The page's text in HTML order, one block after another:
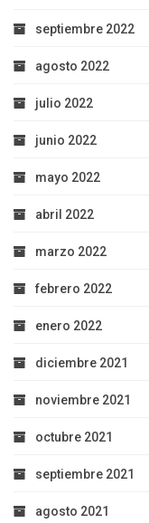
septiembre 2022
agosto 2022
julio 2022
junio 2022
mayo 2022
abril 2022
marzo 2022
febrero 2022
enero 2022
diciembre 2021
noviembre 2021
octubre 2021
septiembre 2021
agosto 2021